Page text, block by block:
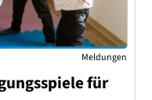
Meldungen
für